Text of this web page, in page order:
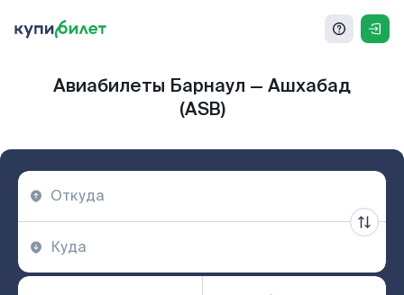
Авиабилеты Барнаул — Ашхабад
(ASB)